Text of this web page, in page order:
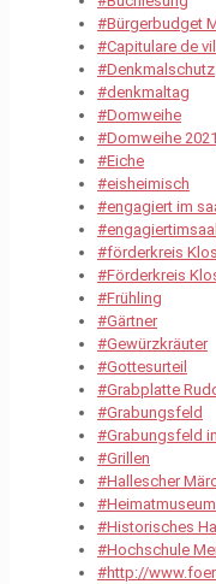
#Bürgerbudget
#Capitulare de
#Denkmalschutz
#denkmaltag
#Domweihe
#Domweihe 2021
#Eiche
#eisheimisch
#engagiert im
#förderkreis
#Förderkreis
#Frühling
#Gärtner
#Gewürzkräuter
#Gottesurteil
#Grabplatte
#Grabungsfeld
#Grabungsfeld
#Grillen
#Hallescher
#Historisches
#Hochschule
#http://